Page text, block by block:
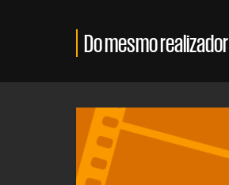
Do mesmo realizador